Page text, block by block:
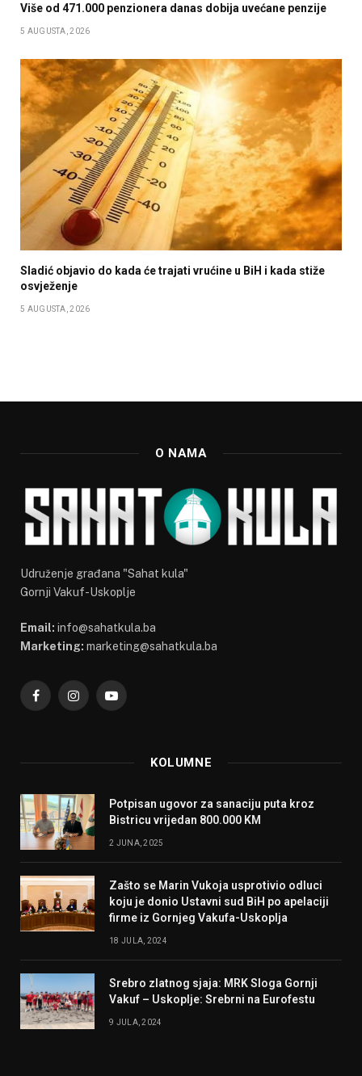
Više od 471.000 penzionera danas dobija uvećane penzije
5 AUGUSTA, 2026
Sladić objavio do kada će trajati vrućine u BiH i kada stiže
osvježenje
5 AUGUSTA, 2026
O NAMA
Udruženje građana "Sahat kula"
Gornji Vakuf-Uskoplje
Email: info@sahatkula.ba
Marketing: marketing@sahatkula.ba
FacebookInstagramYouTube
KOLUMNE
Potpisan ugovor za sanaciju puta kroz
Bistricu vrijedan 800.000 KM
2 JUNA, 2025
Zašto se Marin Vukoja usprotivio odluci
koju je donio Ustavni sud BiH po apelaciji
firme iz Gornjeg Vakufa-Uskoplja
18 JULA, 2024
Srebro zlatnog sjaja: MRK Sloga Gornji
Vakuf – Uskoplje: Srebrni na Eurofestu
9 JULA, 2024